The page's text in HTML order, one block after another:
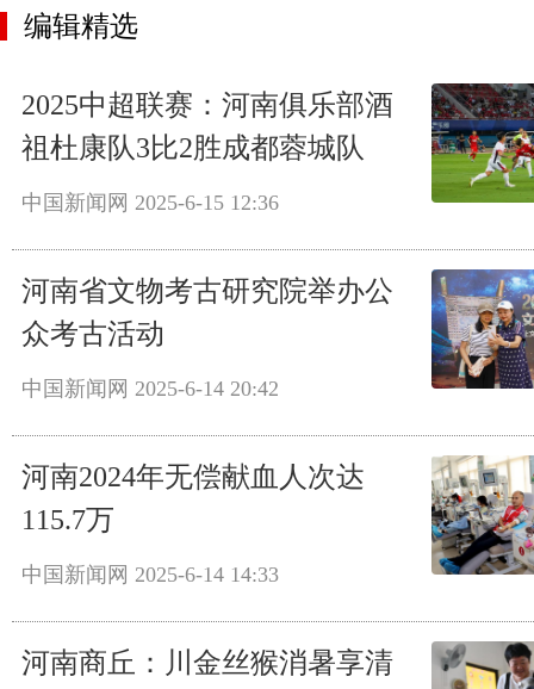
编辑精选
2025中超联赛：河南俱乐部酒
祖杜康队3比2胜成都蓉城队
中国新闻网 2025-6-15 12:36
河南省文物考古研究院举办公
众考古活动
中国新闻网 2025-6-14 20:42
河南2024年无偿献血人次达
115.7万
中国新闻网 2025-6-14 14:33
河南商丘：川金丝猴消暑享清